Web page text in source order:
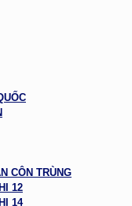
CÔN TRÙNG
12
14